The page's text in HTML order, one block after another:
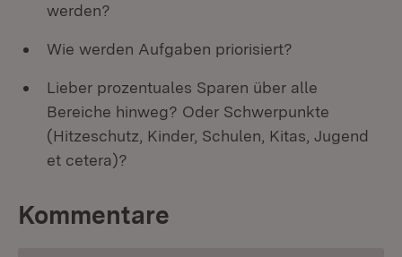
werden?
Wie werden Aufgaben priorisiert?
Lieber prozentuales Sparen über alle
Bereiche hinweg? Oder Schwerpunkte
(Hitzeschutz, Kinder, Schulen, Kitas, Jugend
et cetera)?
Kommentare